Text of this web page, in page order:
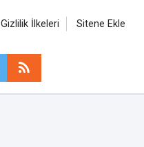
Gizlilik İlkeleri Sitene Ekle